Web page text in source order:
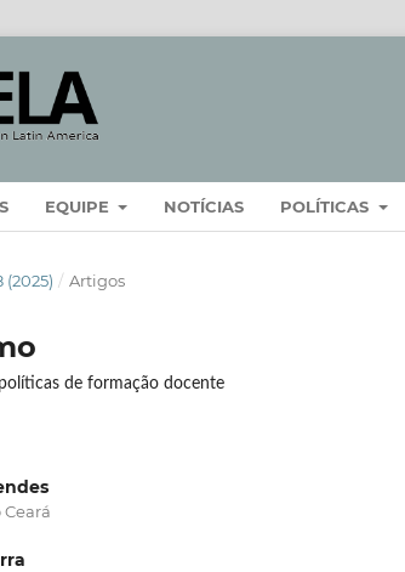
EQUIPE NOTÍCIAS POLÍTICAS
(2025) / Artigos
de formação docente